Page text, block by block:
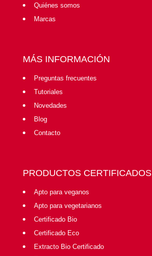
Quiénes somos
Marcas
MÁS INFORMACIÓN
Preguntas frecuentes
Tutoriales
Novedades
Blog
Contacto
PRODUCTOS CERTIFICADOS
Apto para veganos
Apto para vegetarianos
Certificado Bio
Certificado Eco
Extracto Bio Certificado